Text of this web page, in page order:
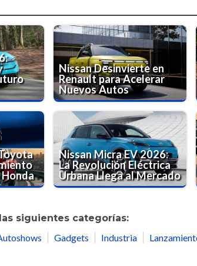
Nissan Desinvierte en
Renault para Acelerar
Nuevos Autos
Nissan Micra EV 2026:
La Revolución Eléctrica
Urbana Llega al Mercado
siguientes categorías:
Gadgets Industria